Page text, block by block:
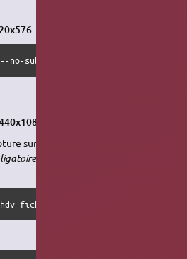
sub-autodetect-file -
sur votre disque dur, pour tester
pour que dvgrab fonctionne
fichierhdv-